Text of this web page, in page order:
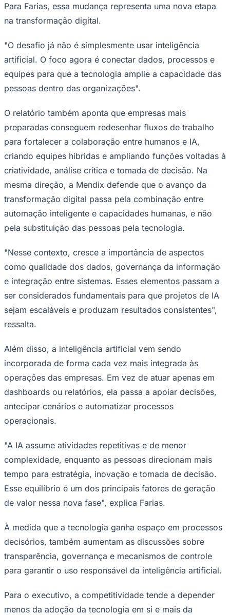
Ceará
Goiás
Para Farias, essa mudança representa uma nova etapa
na transformação digital.
"O desafio já não é simplesmente usar inteligência
artificial. O foco agora é conectar dados, processos e
equipes para que a tecnologia amplie a capacidade das
pessoas dentro das organizações".
O relatório também aponta que empresas mais
preparadas conseguem redesenhar fluxos de trabalho
para fortalecer a colaboração entre humanos e IA,
criando equipes híbridas e ampliando funções voltadas à
criatividade, análise crítica e tomada de decisão. Na
mesma direção, a Mendix defende que o avanço da
transformação digital passa pela combinação entre
automação inteligente e capacidades humanas, e não
pela substituição das pessoas pela tecnologia.
"Nesse contexto, cresce a importância de aspectos
como qualidade dos dados, governança da informação
e integração entre sistemas. Esses elementos passam a
ser considerados fundamentais para que projetos de IA
sejam escaláveis e produzam resultados consistentes",
ressalta.
Além disso, a inteligência artificial vem sendo
incorporada de forma cada vez mais integrada às
operações das empresas. Em vez de atuar apenas em
dashboards ou relatórios, ela passa a apoiar decisões,
antecipar cenários e automatizar processos
operacionais.
"A IA assume atividades repetitivas e de menor
complexidade, enquanto as pessoas direcionam mais
tempo para estratégia, inovação e tomada de decisão.
Esse equilíbrio é um dos principais fatores de geração
de valor nessa nova fase", explica Farias.
À medida que a tecnologia ganha espaço em processos
decisórios, também aumentam as discussões sobre
transparência, governança e mecanismos de controle
para garantir o uso responsável da inteligência artificial.
Para o executivo, a competitividade tende a depender
menos da adoção da tecnologia em si e mais da